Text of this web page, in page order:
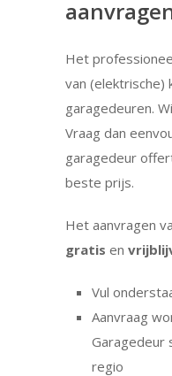
Het
van (elektrische)
garagedeuren.
Vraag dan
garagedeur
beste prijs.
Het aanvragen
gratis en
Vul
Aanvraag
Garagedeur
regio